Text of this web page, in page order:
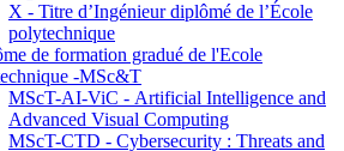
X - Titre d’Ingénieur diplômé de l’École
polytechnique
de formation gradué de l'Ecole
-MSc&T
MScT-AI-ViC - Artificial Intelligence and
Advanced Visual Computing
MScT-CTD - Cybersecurity : Threats and